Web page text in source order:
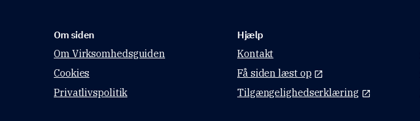
Om siden
Om Virksomhedsguiden
Cookies
Privatlivspolitik
Hjælp
Kontakt
Få siden læst op
Tilgængelighedserklæring